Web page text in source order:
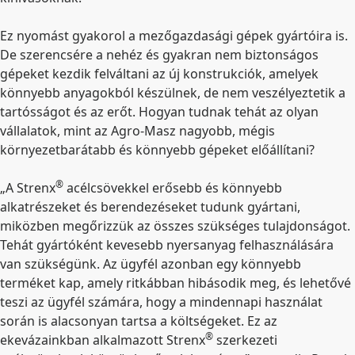
Ez nyomást gyakorol a mezőgazdasági gépek gyártóira is.
De szerencsére a nehéz és gyakran nem biztonságos
gépeket kezdik felváltani az új konstrukciók, amelyek
könnyebb anyagokból készülnek, de nem veszélyeztetik a
tartósságot és az erőt. Hogyan tudnak tehát az olyan
vállalatok, mint az Agro-Masz nagyobb, mégis
környezetbarátabb és könnyebb gépeket előállítani?
„A Strenx® acélcsövekkel erősebb és könnyebb
alkatrészeket és berendezéseket tudunk gyártani,
miközben megőrizzük az összes szükséges tulajdonságot.
Tehát gyártóként kevesebb nyersanyag felhasználására
van szükségünk. Az ügyfél azonban egy könnyebb
terméket kap, amely ritkábban hibásodik meg, és lehetővé
teszi az ügyfél számára, hogy a mindennapi használat
során is alacsonyan tartsa a költségeket. Ez az
ekevázainkban alkalmazott Strenx® szerkezeti